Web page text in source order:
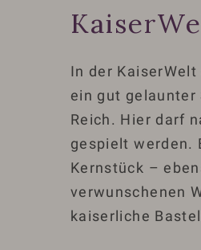
In der
ein gut gelaunter
Reich. Hier darf
gespielt werden.
Kernstück –
verwunschenen
kaiserliche